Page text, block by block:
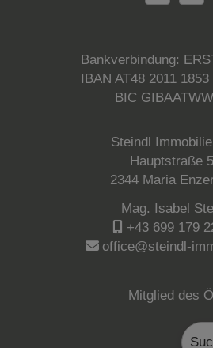
Bankverbindung:
IBAN AT48 2011
BIC
Steindl
Hauptstraße
2344 Maria
Mag. Isabel
+43 699 179
office@steindl-
Mitglied des